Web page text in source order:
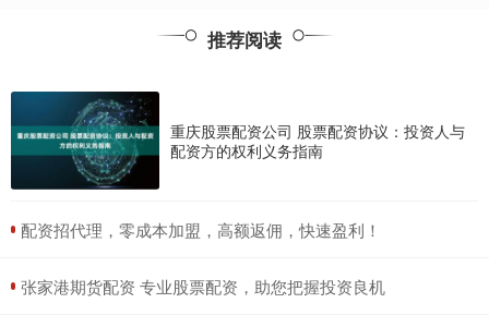
推荐阅读
重庆股票配资公司 股票配资协议：投资人与
配资方的权利义务指南
​配资招代理，零成本加盟，高额返佣，快速盈利！
​张家港期货配资 专业股票配资，助您把握投资良机